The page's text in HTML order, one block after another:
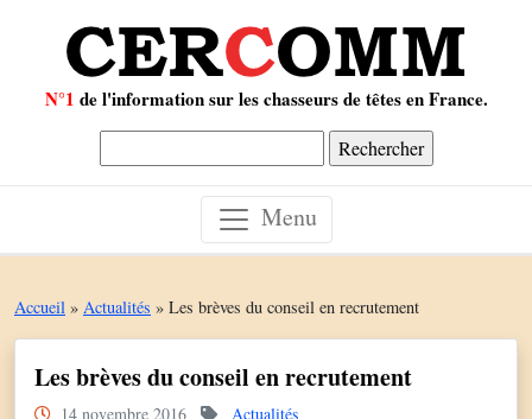
N°1 de l'information sur les chasseurs de têtes en France.
Menu
Accueil » Actualités » Les brèves du conseil en recrutement
Les brèves du conseil en recrutement
14 novembre 2016 Actualités